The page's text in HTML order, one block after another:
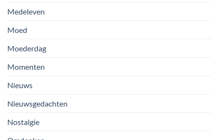
Medeleven
Moed
Moederdag
Momenten
Nieuws
Nieuwsgedachten
Nostalgie